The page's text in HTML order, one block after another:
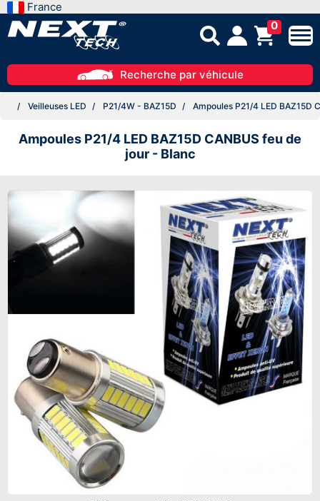
France
0
Recherche par véhicule
Veilleuses LED P21/4W - BAZ15D Ampoules P21/4 LED BAZ15D
Ampoules P21/4 LED BAZ15D CANBUS feu de
jour - Blanc